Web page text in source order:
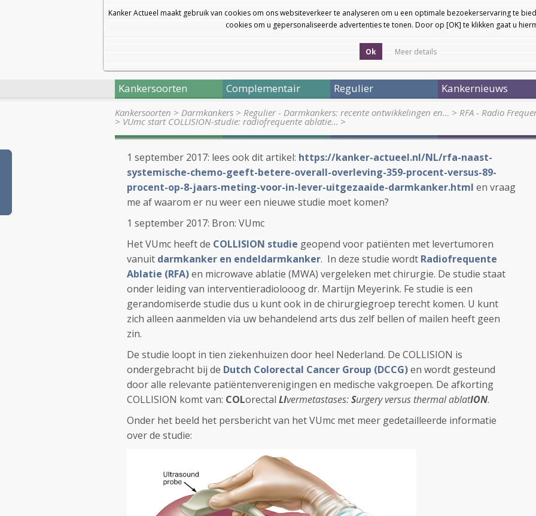
Kanker Actueel maakt gebruik van cookies om ons websiteverkeer te analyseren om u een optimale bezoekerservaring te
cookies om u gepersonaliseerde advertenties te tonen. Door op [OK] te klikken gaat u
Ok Meer details
Kankersoorten Complementair Regulier Kankernieuws
Kankersoorten > Darmkankers > Regulier - Darmkankers: recente ontwikkelingen en… > RFA - Radio
> VUmc start COLLISION-studie: radiofrequente ablatie… >
1 september 2017: lees ook dit artikel: https://kanker-actueel.nl/NL/rfa-naast-
systemische-chemo-geeft-betere-overall-overleving-359-procent-versus-89-
procent-op-8-jaars-meting-voor-in-lever-uitgezaaide-darmkanker.html en vraag
me af waarom er nu weer een nieuwe studie moet komen?
1 september 2017: Bron: VUmc
Het VUmc heeft de COLLISION studie geopend voor patiënten met levertumoren
vanuit darmkanker en endeldarmkanker. In deze studie wordt Radiofrequente
Ablatie (RFA)en microwave ablatie (MWA) vergeleken met chirurgie. De studie staat
onder leiding van interventieradiolooog dr. Martijn Meyerink. Fe studie is een
gerandomiserde studie dus u kunt ook in de chirurgiegroep terecht komen. U kunt
zich alleen aanmelden via uw behandelend arts dus zelf bellen of mailen heeft geen
zin.
De studie loopt in tien ziekenhuizen door heel Nederland. De COLLISION is
ondergebracht bij de Dutch Colorectal Cancer Group (DCCG)en wordt gesteund
door alle relevante patiëntenverenigingen en medische vakgroepen. De afkorting
COLLISION komt van: COLorectal LIvermetastases:Surgery versus thermal ablatION.
Onder het beeld het persbericht van het VUmc met meer gedetailleerde informatie
over de studie: